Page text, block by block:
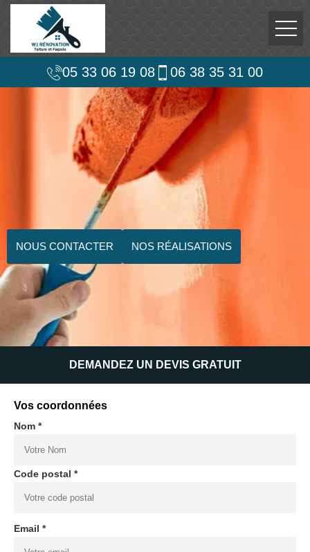
05 33 06 19 08 06 38 35 31 00
NOUS CONTACTER NOS RÉALISATIONS
DEMANDEZ UN DEVIS GRATUIT
Vos coordonnées
Nom *
Code postal *
Email *